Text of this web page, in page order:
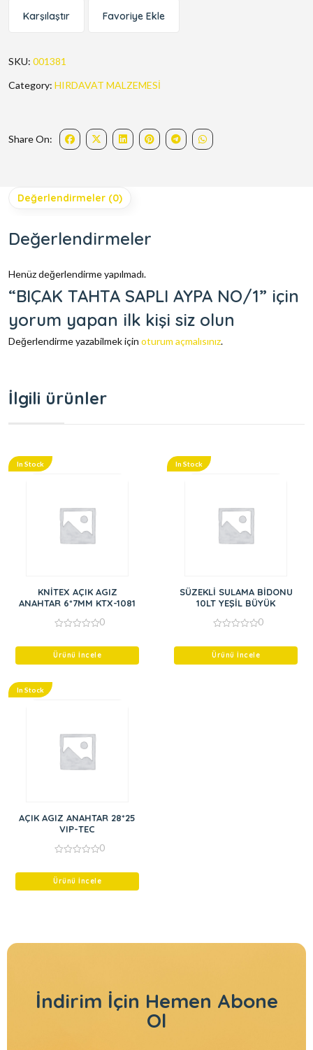
Karşılaştır Favoriye Ekle
SKU: 001381
Category: HIRDAVAT MALZEMESİ
Share On:
Değerlendirmeler (0)
Değerlendirmeler
Henüz değerlendirme yapılmadı.
“BIÇAK TAHTA SAPLI AYPA NO/1” için
yorum yapan ilk kişi siz olun
Değerlendirme yazabilmek için oturum açmalısınız.
İlgili ürünler
In Stock
KNİTEX AÇIK AGIZ
ANAHTAR 6*7MM KTX-1081
of
0
Ürünü İncele
In Stock
SÜZEKLİ SULAMA BİDONU
10LT YEŞİL BÜYÜK
of
0
Ürünü İncele
In Stock
AÇIK AGIZ ANAHTAR 28*25
VIP-TEC
of
0
Ürünü İncele
İndirim İçin Hemen Abone
Ol